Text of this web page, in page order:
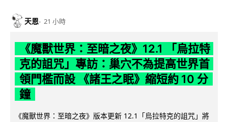
天恩 21 小時
《魔獸世界：至暗之夜》12.1 「烏拉特
克的詛咒」專訪：巢穴不為提高世界首
領門檻而設 《諸王之眠》縮短約 10 分
鐘
《魔獸世界：至暗之夜》版本更新 12.1「烏拉特克的詛咒」將